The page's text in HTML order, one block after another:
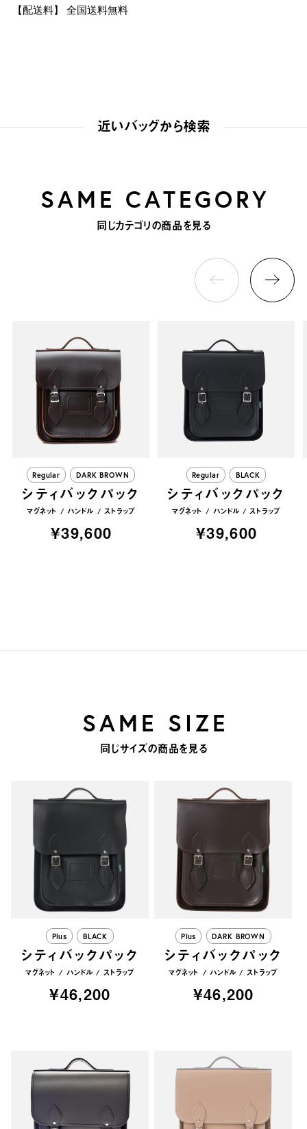
【配送料】 全国送料無料
近いバッグから検索
SAME CATEGORY
同じカテゴリの商品を見る
Regular DARK BROWN
シティバックパック
マグネット ハンドル ストラップ
¥39,600
Regular BLACK
シティバックパック
マグネット ハンドル ストラップ
¥39,600
SAME SIZE
同じサイズの商品を見る
Plus BLACK
シティバックパック
マグネット ハンドル ストラップ
¥46,200
Plus DARK BROWN
シティバックパック
マグネット ハンドル ストラップ
¥46,200